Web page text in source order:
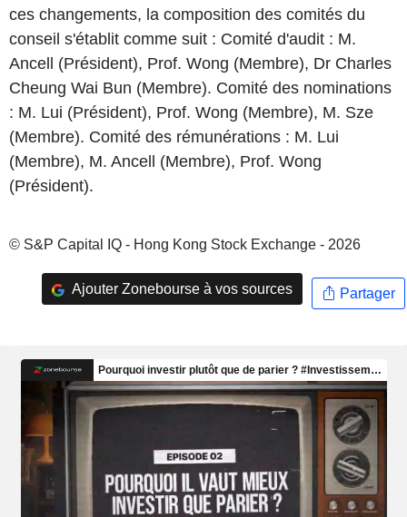
ces changements, la composition des comités du
conseil s'établit comme suit : Comité d'audit : M.
Ancell (Président), Prof. Wong (Membre), Dr Charles
Cheung Wai Bun (Membre). Comité des nominations
: M. Lui (Président), Prof. Wong (Membre), M. Sze
(Membre). Comité des rémunérations : M. Lui
(Membre), M. Ancell (Membre), Prof. Wong
(Président).
© S&P Capital IQ - Hong Kong Stock Exchange - 2026
Ajouter Zonebourse à vos sources Partager